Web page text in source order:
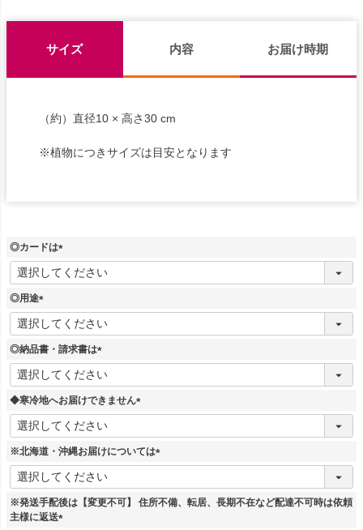
サイズ 内容 お届け時期
（約）直径10 × 高さ30 cm
※植物につきサイズは目安となります
◎カードは
(
必
◎用途
(
必
須
◎納品書・請求書は
(
必
須
◆寒冷地へお届けできません
(
須
※北海道・沖縄お届けについては
(
須
※発送手配後は【変更不可】 住所不備、転居、長期不在など配達不可時は依頼
主様に返送